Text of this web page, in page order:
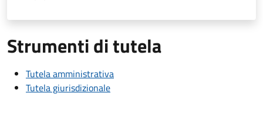
Strumenti di tutela
Tutela amministrativa
Tutela giurisdizionale